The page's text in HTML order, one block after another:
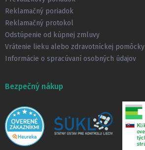
Reklamačný poriadok
Reklamačný protokol
Odstúpenie od kúpnej zmluvy
Vrátenie lieku alebo zdravotníckej pomôcky
Informácie o spracúvaní osobných údajov
Bezpečný nákup